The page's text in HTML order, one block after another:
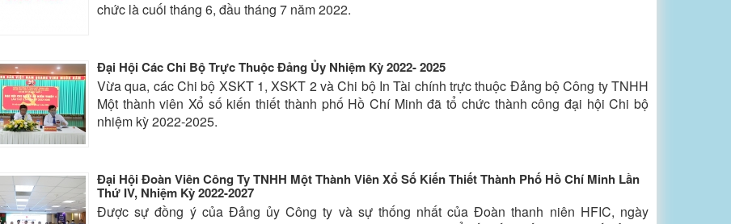
chức là cuối tháng 6, đầu tháng 7 năm 2022.
Đại Hội Các Chi Bộ Trực Thuộc Đảng Ủy Nhiệm Kỳ 2022- 2025
Vừa qua, các Chi bộ XSKT 1, XSKT 2 và Chi bộ In Tài chính trực thuộc Đảng bộ Công ty TNHH
Một thành viên Xổ số kiến thiết thành phố Hồ Chí Minh đã tổ chức thành công đại hội Chi bộ
nhiệm kỳ 2022-2025.
Đại Hội Đoàn Viên Công Ty TNHH Một Thành Viên Xổ Số Kiến Thiết Thành Phố Hồ Chí Minh Lần
Thứ IV, Nhiệm Kỳ 2022-2027
Được sự đồng ý của Đảng ủy Công ty và sự thống nhất của Đoàn thanh niên HFIC, ngày